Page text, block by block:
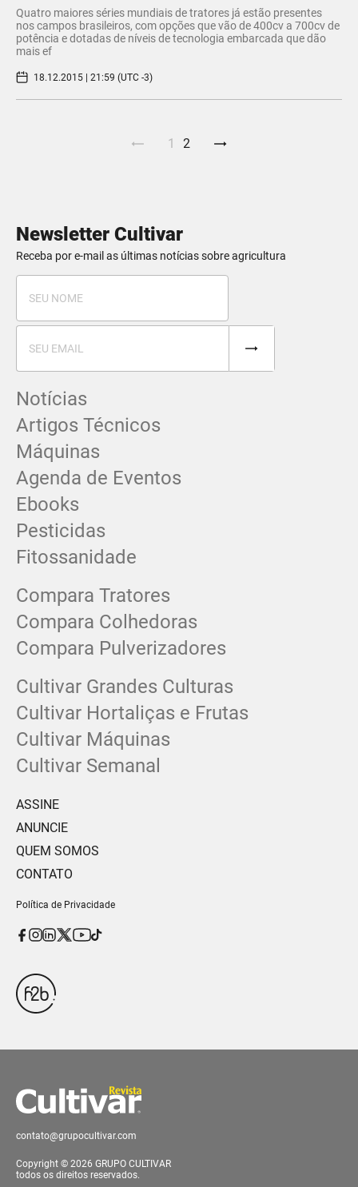
Quatro maiores séries mundiais de tratores já estão presentes
nos campos brasileiros, com opções que vão de 400cv a 700cv de
potência e dotadas de níveis de tecnologia embarcada que dão
mais ef
18.12.2015 | 21:59 (UTC -3)
1 2
Newsletter Cultivar
Receba por e-mail as últimas notícias sobre agricultura
Notícias
Artigos Técnicos
Máquinas
Agenda de Eventos
Ebooks
Pesticidas
Fitossanidade
Compara Tratores
Compara Colhedoras
Compara Pulverizadores
Cultivar Grandes Culturas
Cultivar Hortaliças e Frutas
Cultivar Máquinas
Cultivar Semanal
ASSINE
ANUNCIE
QUEM SOMOS
CONTATO
Política de Privacidade
contato@grupocultivar.com
Copyright © 2026 GRUPO CULTIVAR
todos os direitos reservados.